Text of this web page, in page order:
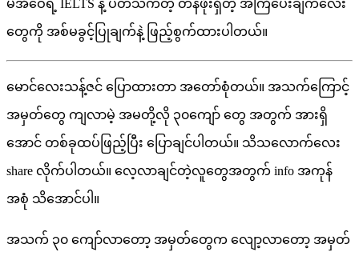
မအိဝေရဲ့ IELTS နဲ့ ပတ်သက်တဲ့ တန်ဖိုးရှိတဲ့ အကြံပေးချက်လေး
တွေကို အစ်မခွင့်ပြုချက်နဲ့ ဖြည့်စွက်ထားပါတယ်။
မောင်လေးသန့်ဇင် ပြောထားတာ အတော်စုံတယ်။ အသက်ကြောင့်
အမှတ်တွေ ကျလာမဲ့ အမတို့လို ၃၀ကျော် တွေ အတွက် အားရှိ
အောင် တစ်ခုထပ်ဖြည့်ပြီး ပြောချင်ပါတယ်။ သိသလောက်လေး
share လိုက်ပါတယ်။ လေ့လာချင်တဲ့လူတွေအတွက် info အကုန်
အစုံ သိအောင်ပါ။
အသက် ၃၀ ကျော်လာတော့ အမှတ်တွေက လျော့လာတော့ အမှတ်